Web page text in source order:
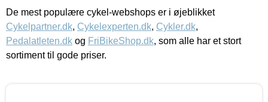
De mest populære cykel-webshops er i øjeblikket
Cykelpartner.dk, Cykelexperten.dk, Cykler.dk,
Pedalatleten.dk og FriBikeShop.dk, som alle har et stort
sortiment til gode priser.